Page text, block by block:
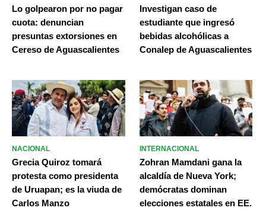
Lo golpearon por no pagar
cuota: denuncian
presuntas extorsiones en
Cereso de Aguascalientes
Investigan caso de
estudiante que ingresó
bebidas alcohólicas a
Conalep de Aguascalientes
NACIONAL
Grecia Quiroz tomará
protesta como presidenta
de Uruapan; es la viuda de
Carlos Manzo
INTERNACIONAL
Zohran Mamdani gana la
alcaldía de Nueva York;
demócratas dominan
elecciones estatales en EE.